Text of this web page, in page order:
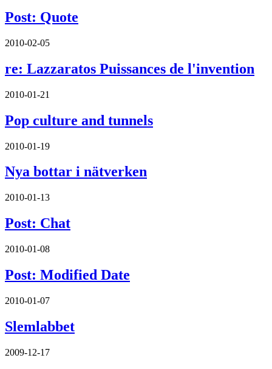
Post: Quote
2010-02-05
re: Lazzaratos Puissances de l'invention
2010-01-21
Pop culture and tunnels
2010-01-19
Nya bottar i nätverken
2010-01-13
Post: Chat
2010-01-08
Post: Modified Date
2010-01-07
Slemlabbet
2009-12-17